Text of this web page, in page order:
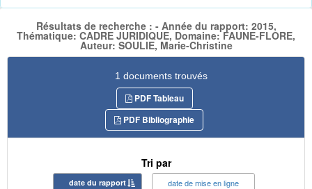
Résultats de recherche : - Année du rapport: 2015,
Thématique: CADRE JURIDIQUE, Domaine: FAUNE-FLORE,
Auteur: SOULIE, Marie-Christine
1 documents trouvés
PDF Tableau
PDF Bibliographie
Tri par
date du rapport date de mise en ligne